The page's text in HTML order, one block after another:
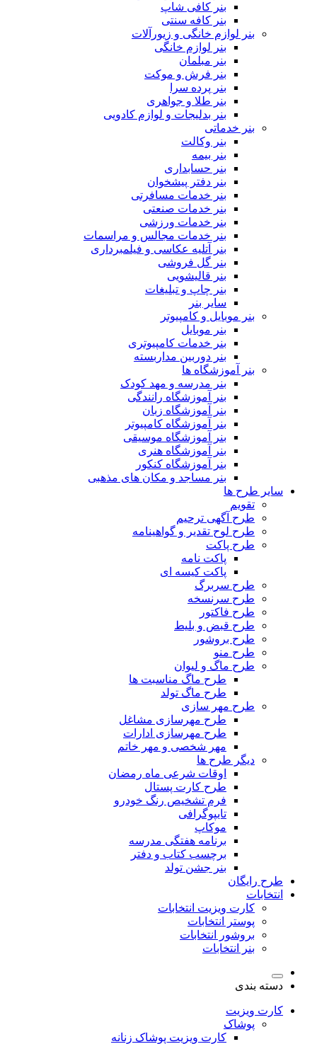
بنر کافی شاپ
بنر کافه سنتی
بنر لوازم خانگی و زیورآلات
بنر لوازم خانگی
بنر مبلمان
بنر فرش و موکت
بنر پرده سرا
بنر طلا و جواهری
بنر بدلیجات و لوازم کادویی
بنر خدماتی
بنر وکالت
بنر بیمه
بنر حسابداری
بنر دفتر پیشخوان
بنر خدمات مسافرتی
بنر خدمات صنعتی
بنر خدمات ورزشی
بنر خدمات مجالس و مراسمات
بنر آتلیه عکاسی و فیلمبرداری
بنر گل فروشی
بنر قالیشویی
بنر چاپ و تبلیغات
سایر بنر
بنر موبایل و کامپیوتر
بنر موبایل
بنر خدمات کامپیوتری
بنر دوربین مداربسته
بنر آموزشگاه ها
بنر مدرسه و مهد کودک
بنر آموزشگاه رانندگی
بنر آموزشگاه زبان
بنر آموزشگاه کامپیوتر
بنر آموزشگاه موسیقی
بنر آموزشگاه هنری
بنر آموزشگاه کنکور
بنر مساجد و مکان های مذهبی
سایر طرح ها
تقویم
طرح آگهی ترحیم
طرح لوح تقدیر و گواهینامه
طرح پاکت
پاکت نامه
پاکت کیسه ای
طرح سربرگ
طرح سرنسخه
طرح فاکتور
طرح قبض و بلیط
طرح بروشور
طرح منو
طرح ماگ و لیوان
طرح ماگ مناسبت ها
طرح ماگ تولد
طرح مهر سازی
طرح مهرسازی مشاغل
طرح مهرسازی ادارات
مهر شخصی و مهر خاتم
دیگر طرح ها
اوقات شرعی ماه رمضان
طرح کارت پستال
فرم تشخیص رنگ خودرو
تایپوگرافی
موکاپ
برنامه هفتگی مدرسه
برچسب کتاب و دفتر
بنر جشن تولد
طرح رایگان
انتخابات
کارت ویزیت انتخابات
پوستر انتخابات
بروشور انتخابات
بنر انتخابات
دسته بندی
کارت ویزیت
پوشاک
کارت ویزیت پوشاک زنانه